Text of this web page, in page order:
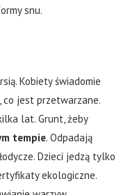
snu.
Kobiety świadomie
co jest przetwarzane.
lat. Grunt, żeby
tempie. Odpadają
Dzieci jedzą tylko
ekologiczne.